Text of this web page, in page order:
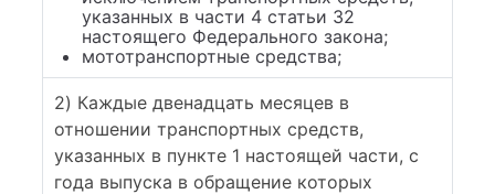
указанных в части 4 статьи 32
настоящего Федерального закона;
мототранспортные средства;
2) Каждые двенадцать месяцев в
отношении транспортных средств,
указанных в пункте 1 настоящей части, с
года выпуска в обращение которых